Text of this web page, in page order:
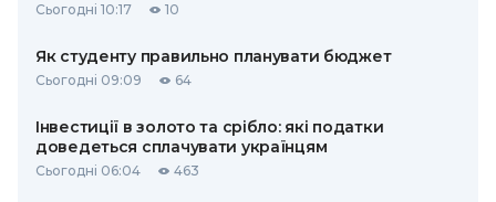
Сьогодні 10:17 10
Як студенту правильно планувати бюджет
Сьогодні 09:09 64
Інвестиції в золото та срібло: які податки
доведеться сплачувати українцям
Сьогодні 06:04 463